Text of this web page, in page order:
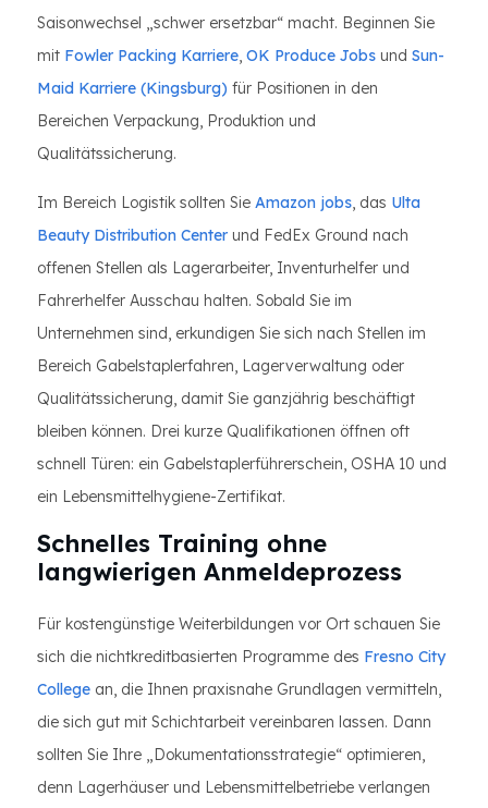
Saisonwechsel „schwer ersetzbar“ macht. Beginnen Sie
mit Fowler Packing Karriere, OK Produce Jobs und Sun-
Maid Karriere (Kingsburg) für Positionen in den
Bereichen Verpackung, Produktion und
Qualitätssicherung.
Im Bereich Logistik sollten Sie Amazon jobs, das Ulta
Beauty Distribution Center und FedEx Ground nach
offenen Stellen als Lagerarbeiter, Inventurhelfer und
Fahrerhelfer Ausschau halten. Sobald Sie im
Unternehmen sind, erkundigen Sie sich nach Stellen im
Bereich Gabelstaplerfahren, Lagerverwaltung oder
Qualitätssicherung, damit Sie ganzjährig beschäftigt
bleiben können. Drei kurze Qualifikationen öffnen oft
schnell Türen: ein Gabelstaplerführerschein, OSHA 10 und
ein Lebensmittelhygiene-Zertifikat.
Schnelles Training ohne
langwierigen Anmeldeprozess
Für kostengünstige Weiterbildungen vor Ort schauen Sie
sich die nichtkreditbasierten Programme des Fresno City
College an, die Ihnen praxisnahe Grundlagen vermitteln,
die sich gut mit Schichtarbeit vereinbaren lassen. Dann
sollten Sie Ihre „Dokumentationsstrategie“ optimieren,
denn Lagerhäuser und Lebensmittelbetriebe verlangen